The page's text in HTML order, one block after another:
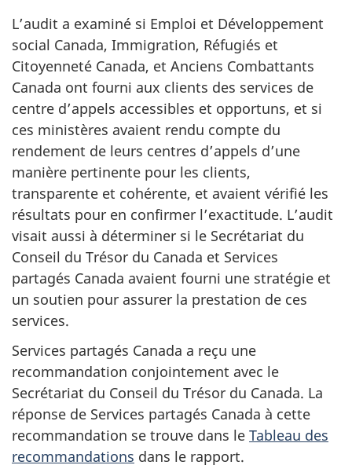
L’audit a examiné si Emploi et Développement
social Canada, Immigration, Réfugiés et
Citoyenneté Canada, et Anciens Combattants
Canada ont fourni aux clients des services de
centre d’appels accessibles et opportuns, et si
ces ministères avaient rendu compte du
rendement de leurs centres d’appels d’une
manière pertinente pour les clients,
transparente et cohérente, et avaient vérifié les
résultats pour en confirmer l’exactitude. L’audit
visait aussi à déterminer si le Secrétariat du
Conseil du Trésor du Canada et Services
partagés Canada avaient fourni une stratégie et
un soutien pour assurer la prestation de ces
services.
Services partagés Canada a reçu une
recommandation conjointement avec le
Secrétariat du Conseil du Trésor du Canada. La
réponse de Services partagés Canada à cette
recommandation se trouve dans le Tableau des
recommandations dans le rapport.